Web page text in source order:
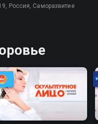
Россия, Саморазвитие